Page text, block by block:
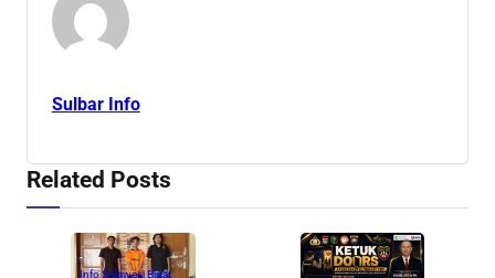
Sulbar Info
Related Posts
Info Sulawesi Barat